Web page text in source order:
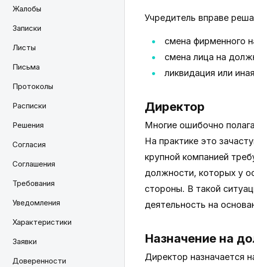
Жалобы
Записки
Листы
Письма
Протоколы
Расписки
Решения
Согласия
Соглашения
Требования
Уведомления
Характеристики
Заявки
Доверенности
Учредитель вправе
смена фирменного
смена лица на
ликвидация или
Директор
Многие ошибочно
На практике это
крупной компанией
должности, которых у
стороны. В такой
деятельность на
Назначение на
Директор назначается